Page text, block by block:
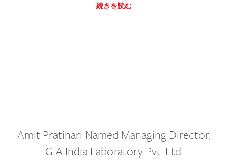
続きを読む
Amit Pratihari Named Managing Director,
GIA India Laboratory Pvt. Ltd.